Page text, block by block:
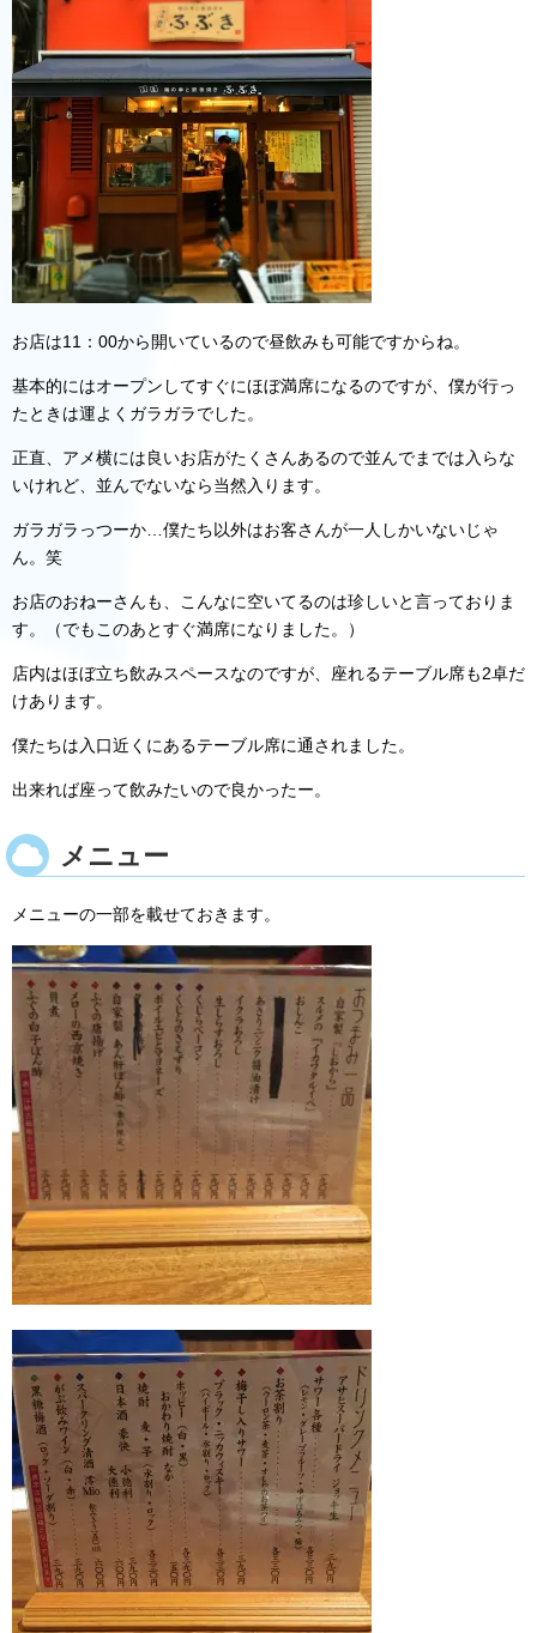
お店は11：00から開いているので昼飲みも可能ですからね。
基本的にはオープンしてすぐにほぼ満席になるのですが、僕が行っ
たときは運よくガラガラでした。
正直、アメ横には良いお店がたくさんあるので並んでまでは入らな
いけれど、並んでないなら当然入ります。
ガラガラっつーか…僕たち以外はお客さんが一人しかいないじゃ
ん。笑
お店のおねーさんも、こんなに空いてるのは珍しいと言っておりま
す。（でもこのあとすぐ満席になりました。）
店内はほぼ立ち飲みスペースなのですが、座れるテーブル席も2卓だ
けあります。
僕たちは入口近くにあるテーブル席に通されました。
出来れば座って飲みたいので良かったー。
メニュー
メニューの一部を載せておきます。